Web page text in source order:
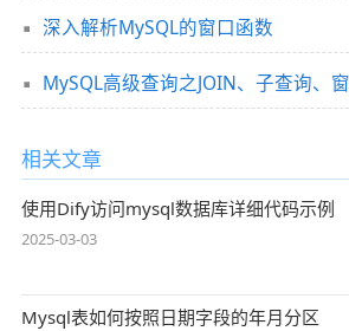
深入解析MySQL的窗口函数
MySQL高级查询之JOIN、子查询、
相关文章
使用Dify访问mysql数据库详细代码示例
2025-03-03
Mysql表如何按照日期字段的年月分区